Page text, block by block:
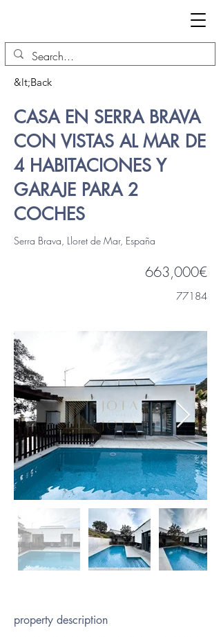
&lt;Back
CASA EN SERRA BRAVA
CON VISTAS AL MAR DE
4 HABITACIONES Y
GARAJE PARA 2
COCHES
Serra Brava, Lloret de Mar, España
663,000€
77184
property description